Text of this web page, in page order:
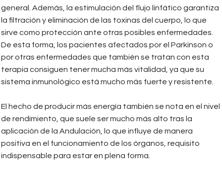
general. Además, la estimulación del flujo linfático garantiza
la filtración y eliminación de las toxinas del cuerpo, lo que
sirve como protección ante otras posibles enfermedades.
De esta forma, los pacientes afectados por el Parkinson o
por otras enfermedades que también se tratan con esta
terapia consiguen tener mucha más vitalidad, ya que su
sistema inmunológico está mucho más fuerte y resistente.
El hecho de producir más energía también se nota en el nivel
de rendimiento, que suele ser mucho más alto tras la
aplicación de la Andulación, lo que influye de manera
positiva en el funcionamiento de los órganos, requisito
indispensable para estar en plena forma.